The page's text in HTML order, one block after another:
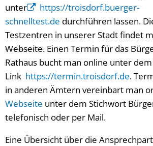
unter
https://troisdorf.buerger-
schnelltest.de durchführen lassen.
Testzentren in unserer Stadt findet
Webseite. Einen Termin für das
Rathaus bucht man online unter dem
Link https://termin.troisdorf.de.
in anderen Ämtern vereinbart man
Webseite unter dem Stichwort
telefonisch oder per Mail.
Eine Übersicht über die